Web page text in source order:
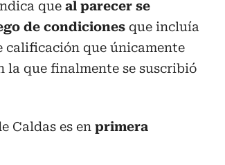
que al parecer se
de condiciones que incluía
calificación que únicamente
la que finalmente se suscribió
Caldas es en primera